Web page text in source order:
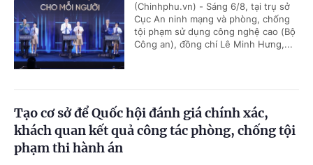
(Chinhphu.vn) - Sáng 6/8, tại trụ sở
Cục An ninh mạng và phòng, chống
tội phạm sử dụng công nghệ cao (Bộ
Công an), đồng chí Lê Minh Hưng,...
Tạo cơ sở để Quốc hội đánh giá chính xác,
khách quan kết quả công tác phòng, chống tội
phạm thi hành án